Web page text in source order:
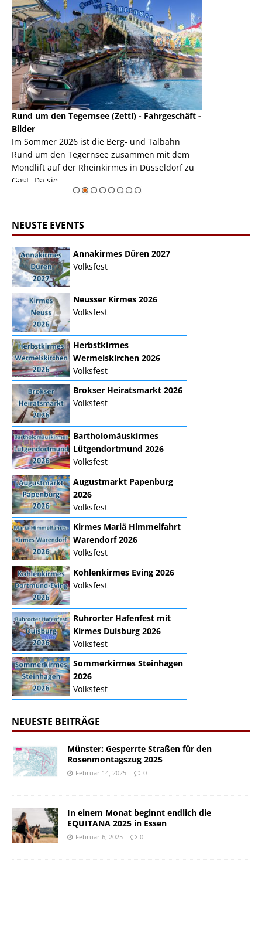
Rund um den Tegernsee (Zettl) - Fahrgeschäft -
Bilder
Im Sommer 2026 ist die Berg- und Talbahn
Rund um den Tegernsee zusammen mit dem
Mondlift auf der Rheinkirmes in Düsseldorf zu
Gast. Da sie ...
NEUSTE EVENTS
Annakirmes Düren 2027
Volksfest
Neusser Kirmes 2026
Volksfest
Herbstkirmes
Wermelskirchen 2026
Volksfest
Brokser Heiratsmarkt 2026
Volksfest
Bartholomäuskirmes
Lütgendortmund 2026
Volksfest
Augustmarkt Papenburg
2026
Volksfest
Kirmes Mariä Himmelfahrt
Warendorf 2026
Volksfest
Kohlenkirmes Eving 2026
Volksfest
Ruhrorter Hafenfest mit
Kirmes Duisburg 2026
Volksfest
Sommerkirmes Steinhagen
2026
Volksfest
NEUESTE BEITRÄGE
Münster: Gesperrte Straßen für den
Rosenmontagszug 2025
Februar 14, 2025 0
In einem Monat beginnt endlich die
EQUITANA 2025 in Essen
Februar 6, 2025 0